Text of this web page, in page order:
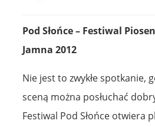
Pod Słońce – Festiwal
Jamna 2012
Nie jest to zwykłe spotkanie,
sceną można posłuchać
Festiwal Pod Słońce otwiera